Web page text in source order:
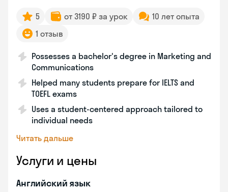
5 от 3190 ₽ за урок
10 лет опыта
1 отзыв
Possesses a bachelor's degree in Marketing and
Communications
Helped many students prepare for IELTS and
TOEFL exams
Uses a student-centered approach tailored to
individual needs
Читать дальше
Услуги и цены
Английский язык